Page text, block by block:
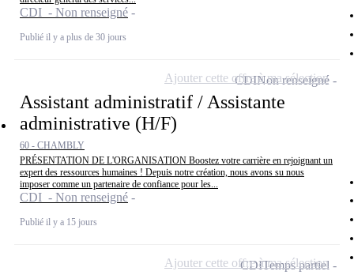
CDI - Non renseigné
Publié il y a plus de 30 jours
Assistant administratif / Assistante
administrative (H/F)
60 - CHAMBLY
PRÉSENTATION DE L'ORGANISATION Boostez votre carrière en rejoignant un
expert des ressources humaines ! Depuis notre création, nous avons su nous
imposer comme un partenaire de confiance pour les...
CDI - Non renseigné
Publié il y a 15 jours
CDINon renseigné
Ajouter cette offre à ma sélection
CDITemps partiel
Ajouter cette offre à ma sélection